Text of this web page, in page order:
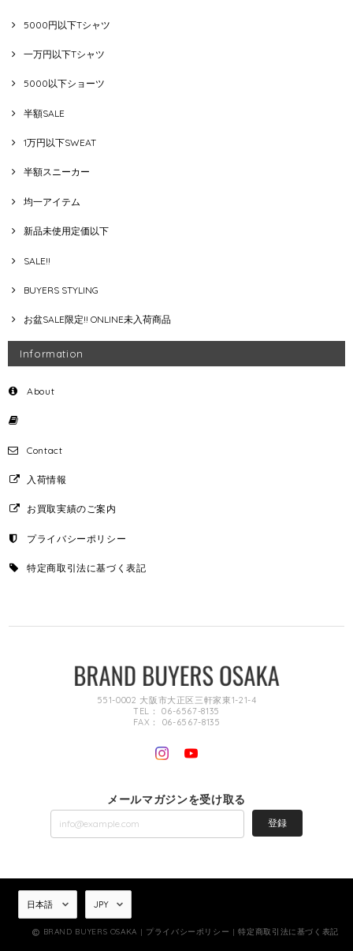
5000円以下Tシャツ
一万円以下Tシャツ
5000以下ショーツ
半額SALE
1万円以下SWEAT
半額スニーカー
均一アイテム
新品未使用定価以下
SALE!!
BUYERS STYLING
お盆SALE限定!! ONLINE未入荷商品
Information
About
Contact
入荷情報
お買取実績のご案内
プライバシーポリシー
特定商取引法に基づく表記
551-0002 大阪市大正区三軒家東1-21-4
TEL： 06-6567-8135
FAX： 06-6567-8135
メールマガジンを受け取る
登録
BRAND BUYERS OSAKA | プライバシーポリシー |特定商取引法に基づく表記